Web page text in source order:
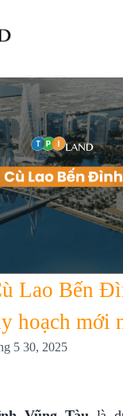
Lao Bến
hoạch mới
5 30, 2025